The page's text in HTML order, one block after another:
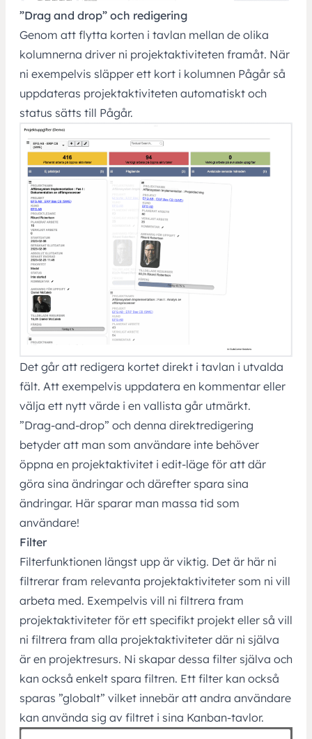
”Drag and drop” och redigering
Genom att flytta korten i tavlan mellan de olika
kolumnerna driver ni projektaktiviteten framåt. När
ni exempelvis släpper ett kort i kolumnen Pågår så
uppdateras projektaktiviteten automatiskt och
status sätts till Pågår.
Det går att redigera kortet direkt i tavlan i utvalda
fält. Att exempelvis uppdatera en kommentar eller
välja ett nytt värde i en vallista går utmärkt.
”Drag-and-drop” och denna direktredigering
betyder att man som användare inte behöver
öppna en projektaktivitet i edit-läge för att där
göra sina ändringar och därefter spara sina
ändringar. Här sparar man massa tid som
användare!
Filter
Filterfunktionen längst upp är viktig. Det är här ni
filtrerar fram relevanta projektaktiviteter som ni vill
arbeta med. Exempelvis vill ni filtrera fram
projektaktiviteter för ett specifikt projekt eller så vill
ni filtrera fram alla projektaktiviteter där ni själva
är en projektresurs. Ni skapar dessa filter själva och
kan också enkelt spara filtren. Ett filter kan också
sparas ”globalt” vilket innebär att andra användare
kan använda sig av filtret i sina Kanban-tavlor.